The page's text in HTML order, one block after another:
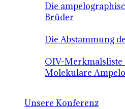
Die
Brüder
Die Abstammung
OIV-Merkmalsliste
Molekulare
Unsere Konferenz